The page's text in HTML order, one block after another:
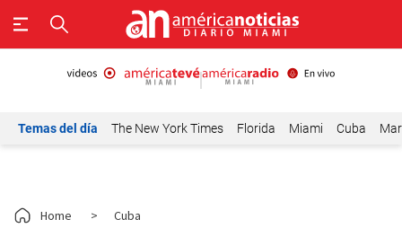
Temas del día The New York Times Florida Miami Cuba
Home > Cuba